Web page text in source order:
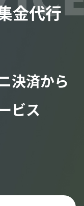
金代行
決済から
ビス